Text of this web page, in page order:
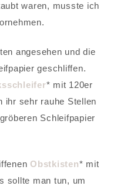
waren, musste ich
angesehen und die
geschliffen.
* mit 120er
ihr sehr rauhe Stellen
Schleifpapier
Obstkisten* mit
sollte man tun, um